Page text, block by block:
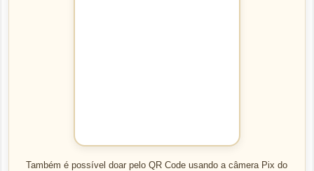
Também é possível doar pelo QR Code usando a câmera Pix do